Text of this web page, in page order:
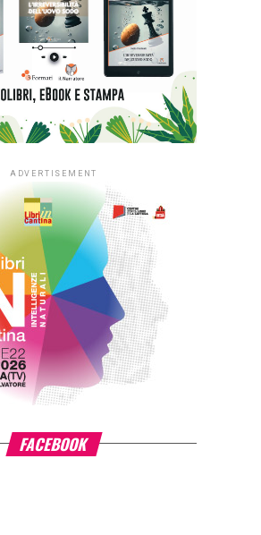
ADVERTISEMENT
FACEBOOK